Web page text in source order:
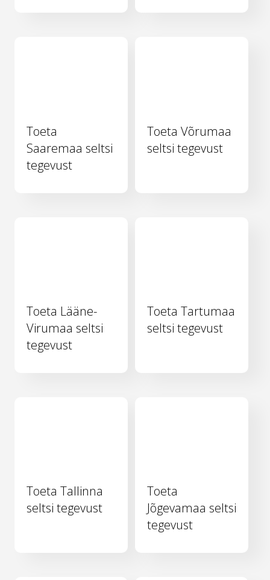
Toeta
Saaremaa seltsi
tegevust
Toeta Võrumaa
seltsi tegevust
Toeta Lääne-
Virumaa seltsi
tegevust
Toeta Tartumaa
seltsi tegevust
Toeta Tallinna
seltsi tegevust
Toeta
Jõgevamaa seltsi
tegevust